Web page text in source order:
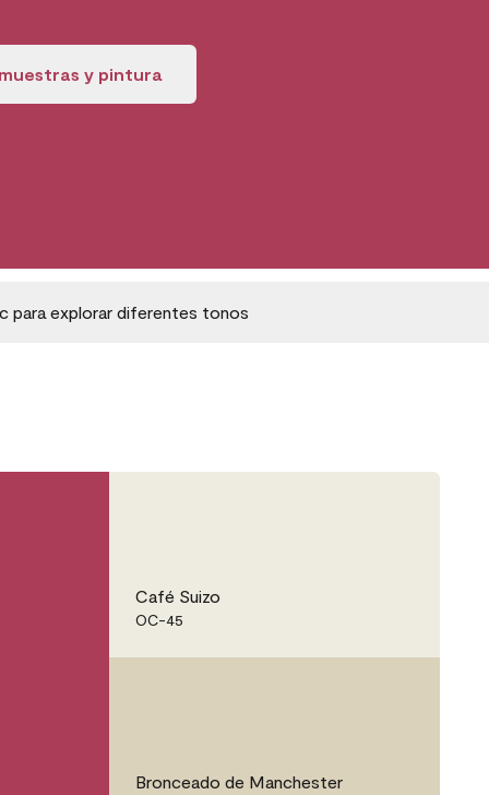
y pintura
para explorar diferentes tonos
Café Suizo
OC-45
Bronceado de Manchester